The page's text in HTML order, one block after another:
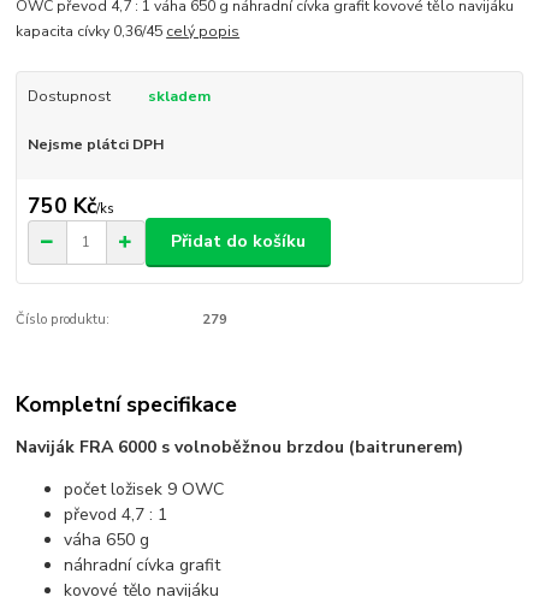
OWC převod 4,7 : 1 váha 650 g náhradní cívka grafit kovové tělo navijáku
kapacita cívky 0,36/45 celý popis
Dostupnost skladem
Nejsme plátci DPH
750 Kč/ks
Přidat do košíku
Číslo produktu: 279
Kompletní specifikace
Naviják FRA 6000 s volnoběžnou brzdou (baitrunerem)
počet ložisek 9 OWC
převod 4,7 : 1
váha 650 g
náhradní cívka grafit
kovové tělo navijáku